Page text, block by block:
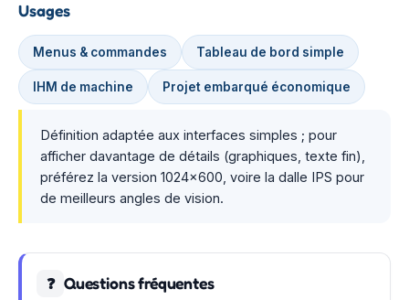
Usages
Menus & commandes Tableau de bord simple
IHM de machine Projet embarqué économique
Définition adaptée aux interfaces simples ; pour
afficher davantage de détails (graphiques, texte fin),
préférez la version 1024×600, voire la dalle IPS pour
de meilleurs angles de vision.
❓ Questions fréquentes